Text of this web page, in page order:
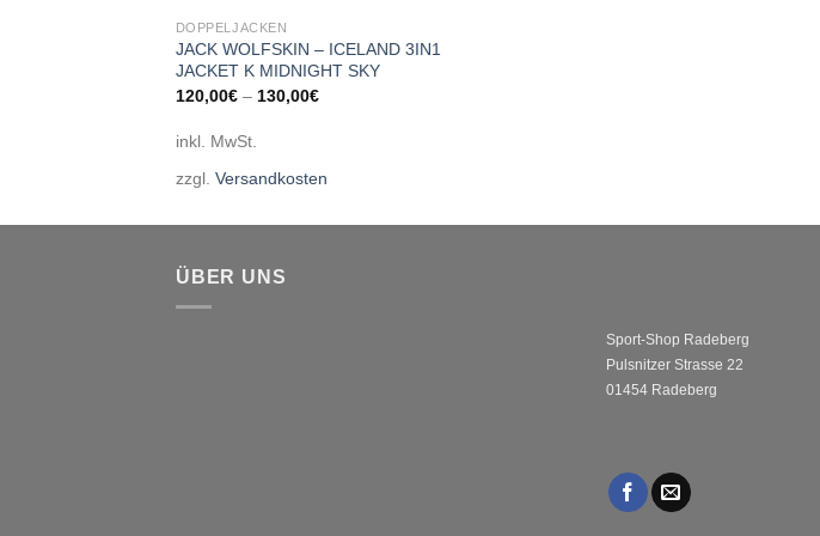
DOPPELJACKEN
JACK WOLFSKIN – ICELAND 3IN1
JACKET K MIDNIGHT SKY
120,00€– 130,00€
inkl. MwSt.
zzgl. Versandkosten
ÜBER UNS
Sport-Shop Radeberg
Pulsnitzer Strasse 22
01454 Radeberg